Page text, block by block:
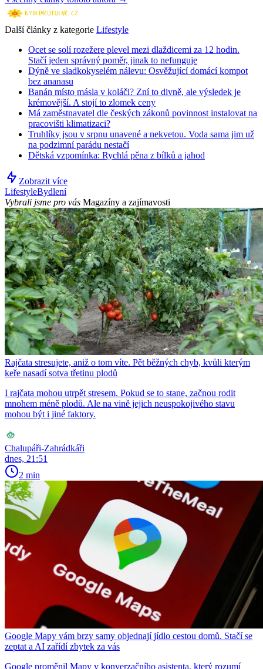
Další články z kategorie Lifestyle
Ocet se solí rozežere plevel mezi dlaždicemi za 12 hodin.
Stačí jeden správný poměr, jinak to nefunguje
Dýně ve sladkokyselém nálevu: Osvěžující domácí kompot
bez ananasu
Banán místo másla v koláči? Zní to divně, ale výsledek je
krémovější. A stojí to zlomek ceny
Má zaměstnavatel dle českých zákonů povinnost instalovat na
pracovišti klimatizaci?
Truhlíky jsou v srpnu unavené a nekvetou. Voda sama jim už
na podzimní parádu nestačí
Dětská vzpomínka: Rychlá pěna z bílků a jahod
Zobrazit více
LifestyleBydlení
Vybrali jsme pro vás Magazíny a zajímavosti
Rajčata stresujete, aniž o tom víte. Pět běžných chyb, kvůli kterým
keře nasadí sotva třetinu plodů
I rajčata mohou utrpět stresem. Pokud se to stane, začnou rodit
mnohem méně plodů. Ale na vině jejich neuspokojivého stavu
mohou být i jiné faktory.
Chalupáři-Zahrádkáři
dnes, 21:51
2 min
Google Mapy vám brzy samy objednají jídlo cestou domů. Stačí se
zeptat a AI zařídí zbytek za vás
Google proměnil Mapy v konverzačního asistenta, který rozumí